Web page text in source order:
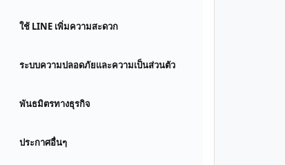
ใช้ LINE เพิ่มความสะดวก
ระบบความปลอดภัยและความเป็นส่วนตัว
พันธมิตรทางธุรกิจ
ประกาศอื่นๆ